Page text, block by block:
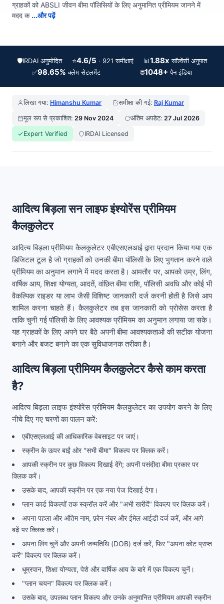
ग्राहकों को ABSLI जीवन बीमा पॉलिसियों के लिए अनुमानित प्रीमियम जानने में
मदद क ...और पढ़ें
🛡️IRDAI अनुमोदित ⭐4.6/5 · 921 समीक्षाएं 📊1.88x सॉल्वेंसी अनुपात
✅98.65% क्लेम सेटलमेंट 🌐1048+ पैन इंडिया
लिखा गया: Himanshu Kumar समीक्षा की गई: Raj Kumar
मूल रूप से प्रकाशित: 29 Nov 2024 अंतिम अपडेट: 27 Jul 2026
Expert Verified IRDAI Licensed
आदित्य बिड़ला सन लाइफ इंश्योरेंस प्रीमियम
कैलकुलेटर
आदित्य बिड़ला प्रीमियम कैलकुलेटर एबीएसएलआई द्वारा प्रदान किया गया एक
डिजिटल टूल है जो ग्राहकों को उनकी बीमा पॉलिसी के लिए भुगतान करने वाले
प्रीमियम का अनुमान लगाने में मदद करता है। आमतौर पर, आपको उम्र, लिंग,
वार्षिक आय, शिक्षा योग्यता, आदतें, वांछित बीमा राशि, पॉलिसी अवधि और कोई भी
वैकल्पिक राइडर या लाभ जैसी विशिष्ट जानकारी दर्ज करनी होती है जिसे आप
शामिल करना चाहते हैं। कैलकुलेटर तब इस जानकारी को प्रोसेस करता है
ताकि चुनी गई पॉलिसी के लिए आवश्यक प्रीमियम का अनुमान लगाया जा सके।
यह ग्राहकों के लिए अपने घर बैठे अपनी बीमा आवश्यकताओं की सटीक योजना
बनाने और बजट बनाने का एक सुविधाजनक तरीका है।
आदित्य बिड़ला प्रीमियम कैलकुलेटर कैसे काम करता
है?
आदित्य बिड़ला लाइफ इंश्योरेंस प्रीमियम कैलकुलेटर का उपयोग करने के लिए
नीचे दिए गए चरणों का पालन करें:
एबीएसएलआई की आधिकारिक वेबसाइट पर जाएं।
स्क्रीन के ऊपर बाईं ओर "सभी बीमा" विकल्प पर क्लिक करें।
आपकी स्क्रीन पर कुछ विकल्प दिखाई देंगे; अपनी पसंदीदा बीमा प्रकार पर
क्लिक करें।
उसके बाद, आपकी स्क्रीन पर एक नया पेज दिखाई देगा।
प्लान कार्ड विकल्पों तक स्क्रॉल करें और "अभी खरीदें" विकल्प पर क्लिक करें।
अपना पहला और अंतिम नाम, फ़ोन नंबर और ईमेल आईडी दर्ज करें, और आगे
बढ़ें पर क्लिक करें।
अपना लिंग चुनें और अपनी जन्मतिथि (DOB) दर्ज करें, फिर "अपना कोट प्राप्त
करें" विकल्प पर क्लिक करें।
धूम्रपान, शिक्षा योग्यता, पेशे और वार्षिक आय के बारे में एक विकल्प चुनें।
"प्लान चयन" विकल्प पर क्लिक करें।
उसके बाद, उपलब्ध प्लान विकल्प और उनके अनुमानित प्रीमियम आपकी स्क्रीन